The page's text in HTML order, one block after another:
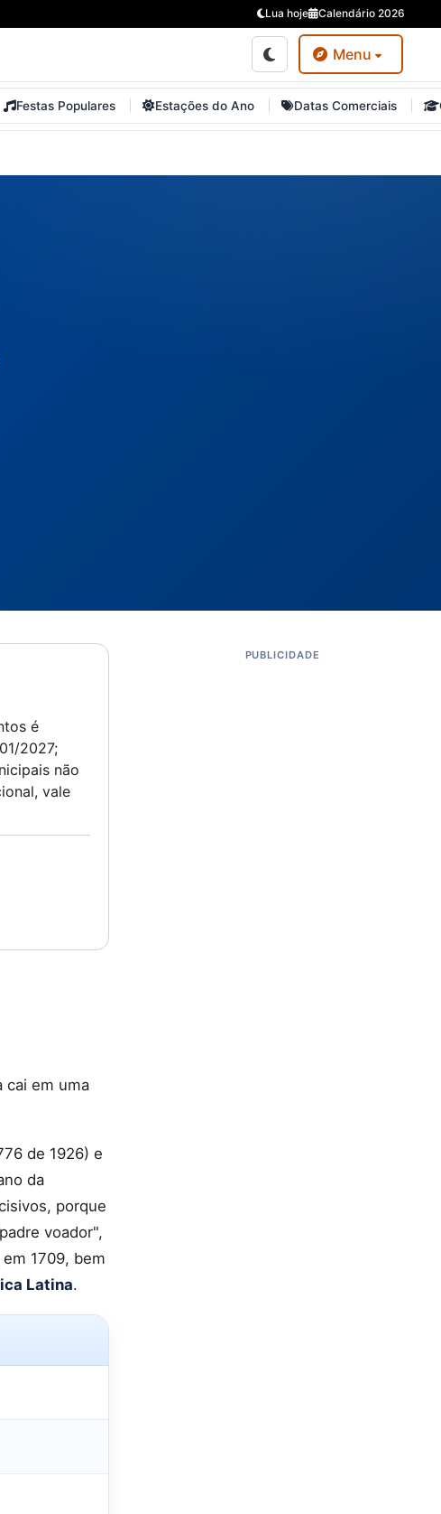
Lua hoje Calendário 2026
Menu
Festas Populares Estações do Ano Datas Comerciais
é
2027;
não
vale
cai em uma
de 1926) e
da
porque
voador",
1709, bem
Latina.
PUBLICIDADE